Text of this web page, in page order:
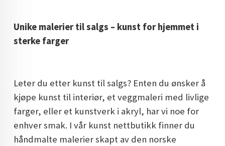
DOPAMIN DECOR NORGE
Unike malerier til salgs – kunst for hjemmet i
sterke farger
Leter du etter kunst til salgs? Enten du ønsker å
kjøpe kunst til interiør, et veggmaleri med livlige
farger, eller et kunstverk i akryl, har vi noe for
enhver smak. I vår kunst nettbutikk finner du
håndmalte malerier skapt av den norske